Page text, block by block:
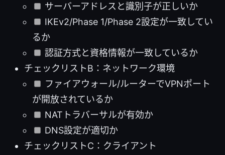
サーバーアドレスと識別子が正しいか
IKEv2/Phase 1/Phase 2設定が一致してい
るか
認証方式と資格情報が一致しているか
チェックリストB：ネットワーク環境
ファイアウォール/ルーターでVPNポート
が開放されているか
NATトラバーサルが有効か
DNS設定が適切か
チェックリストC：クライアント